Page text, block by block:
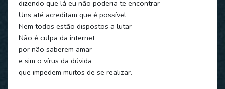
dizendo que lá eu não poderia te encontrar
Uns até acreditam que é possível
Nem todos estão dispostos a lutar
Não é culpa da internet
por não saberem amar
e sim o vírus da dúvida
que impedem muitos de se realizar.